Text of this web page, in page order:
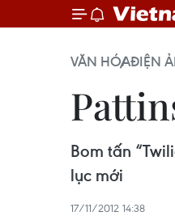
VĂN HÓAĐIỆN
Bom tấn
lục mới
17/11/2012 14:38